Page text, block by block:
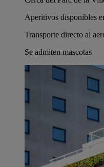
Aperitivos disponibles
Transporte directo al
Se admiten mascotas